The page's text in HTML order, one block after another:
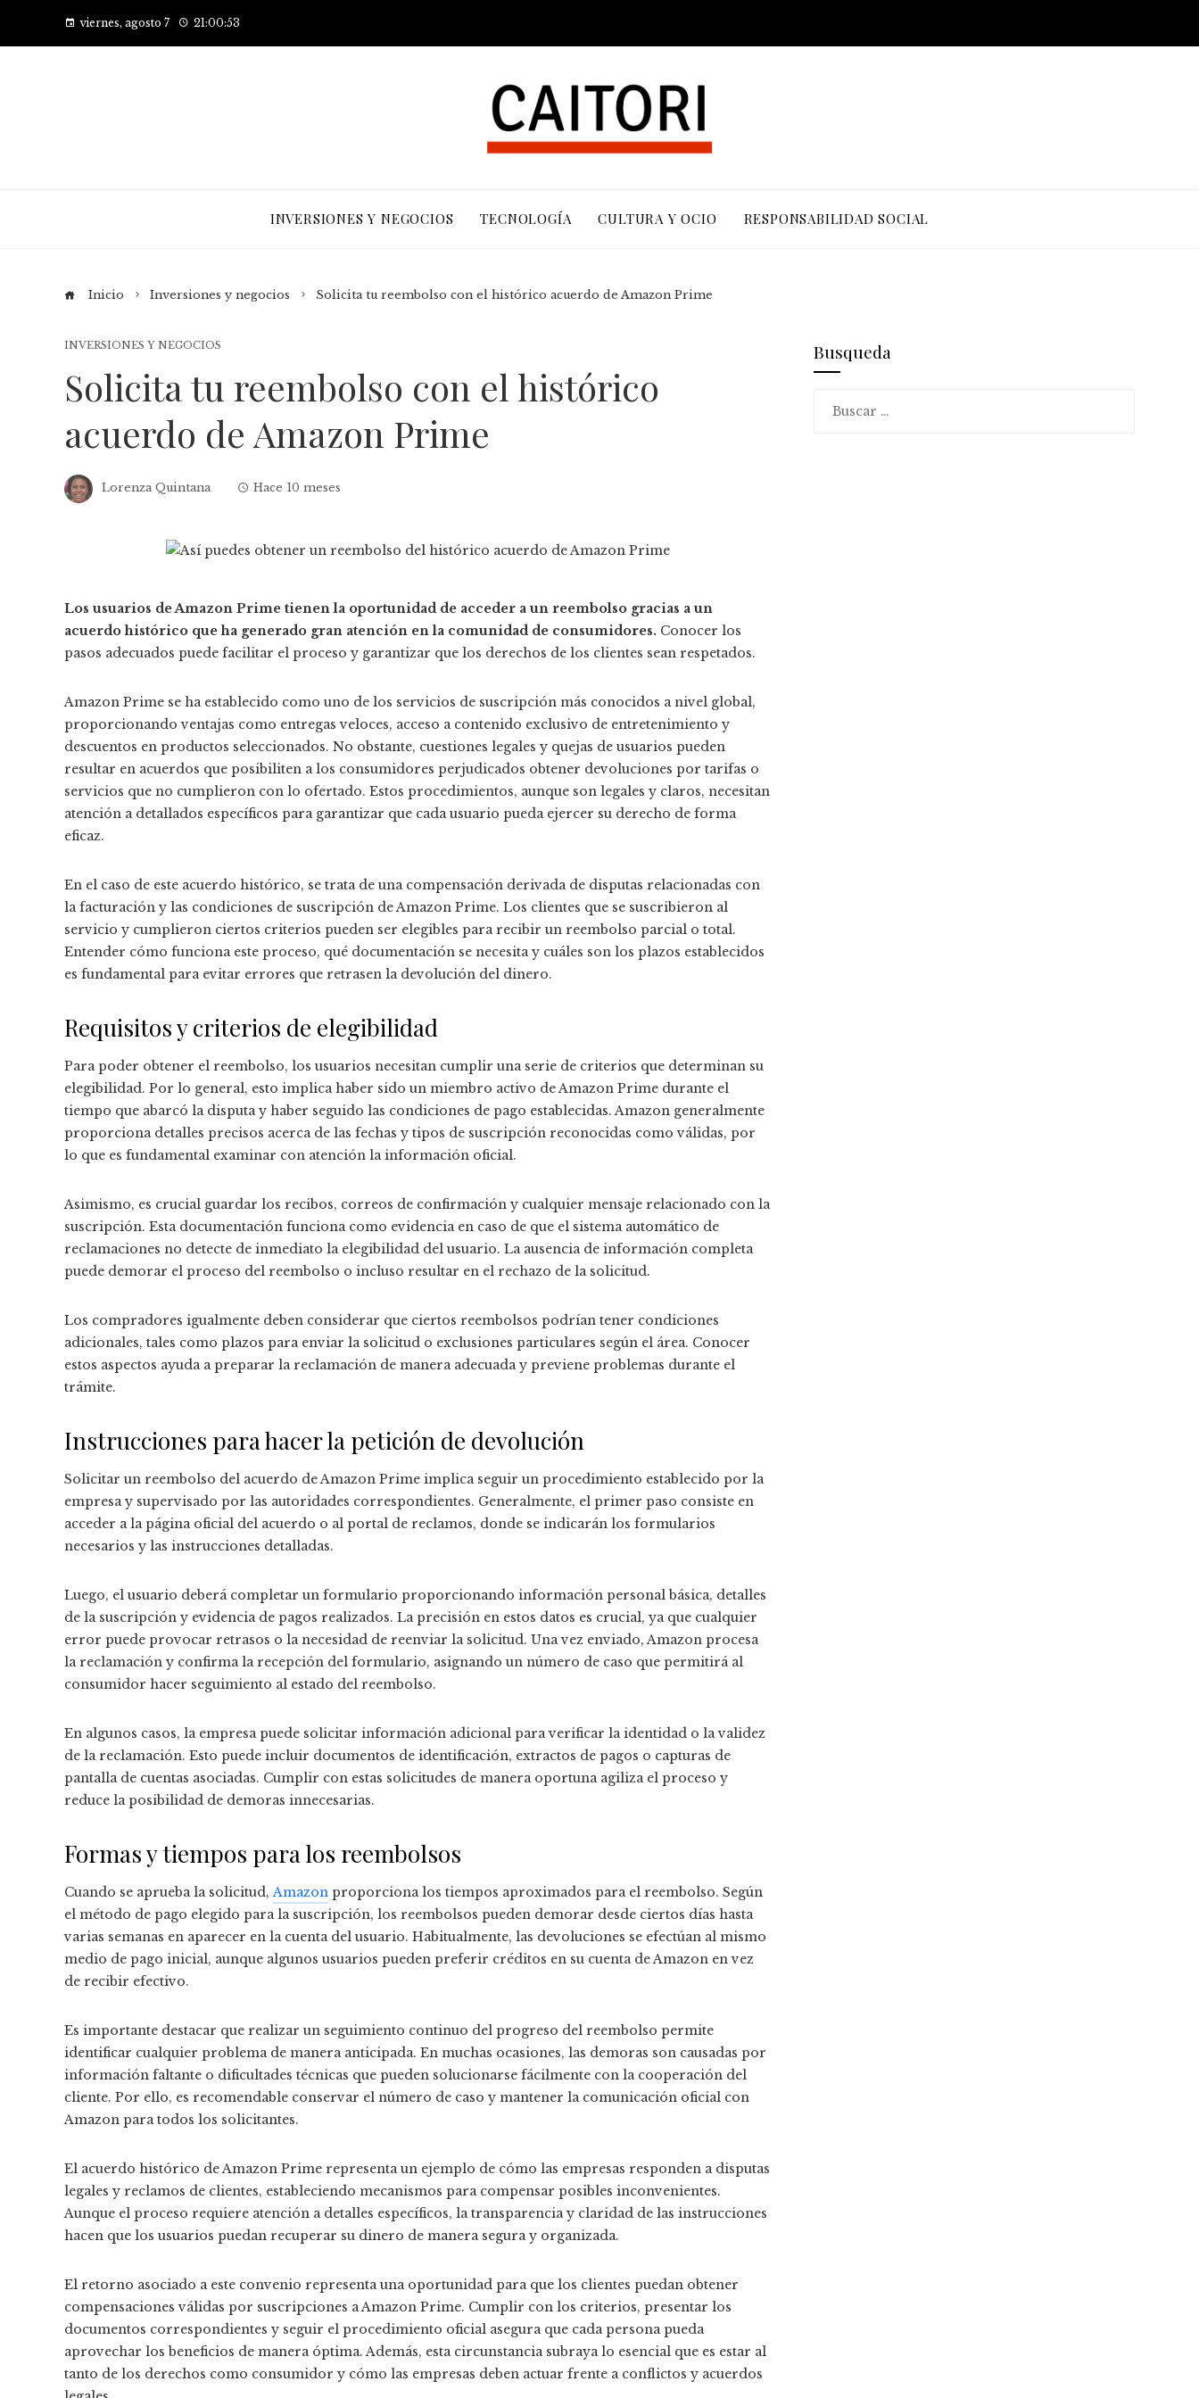
viernes, agosto 7 21:00:53
INVERSIONES Y NEGOCIOS TECNOLOGÍA CULTURA Y OCIO RESPONSABILIDAD SOCIAL
Inicio Inversiones y negocios Solicita tu reembolso con el histórico acuerdo de Amazon Prime
INVERSIONES Y NEGOCIOS
Solicita tu reembolso con el histórico
acuerdo de Amazon Prime
Lorenza Quintana Hace 10 meses
Los usuarios de Amazon Prime tienen la oportunidad de acceder a un reembolso gracias a un
acuerdo histórico que ha generado gran atención en la comunidad de consumidores. Conocer los
pasos adecuados puede facilitar el proceso y garantizar que los derechos de los clientes sean respetados.
Amazon Prime se ha establecido como uno de los servicios de suscripción más conocidos a nivel global,
proporcionando ventajas como entregas veloces, acceso a contenido exclusivo de entretenimiento y
descuentos en productos seleccionados. No obstante, cuestiones legales y quejas de usuarios pueden
resultar en acuerdos que posibiliten a los consumidores perjudicados obtener devoluciones por tarifas o
servicios que no cumplieron con lo ofertado. Estos procedimientos, aunque son legales y claros, necesitan
atención a detallados específicos para garantizar que cada usuario pueda ejercer su derecho de forma
eficaz.
En el caso de este acuerdo histórico, se trata de una compensación derivada de disputas relacionadas con
la facturación y las condiciones de suscripción de Amazon Prime. Los clientes que se suscribieron al
servicio y cumplieron ciertos criterios pueden ser elegibles para recibir un reembolso parcial o total.
Entender cómo funciona este proceso, qué documentación se necesita y cuáles son los plazos establecidos
es fundamental para evitar errores que retrasen la devolución del dinero.
Requisitos y criterios de elegibilidad
Para poder obtener el reembolso, los usuarios necesitan cumplir una serie de criterios que determinan su
elegibilidad. Por lo general, esto implica haber sido un miembro activo de Amazon Prime durante el
tiempo que abarcó la disputa y haber seguido las condiciones de pago establecidas. Amazon generalmente
proporciona detalles precisos acerca de las fechas y tipos de suscripción reconocidas como válidas, por
lo que es fundamental examinar con atención la información oficial.
Asimismo, es crucial guardar los recibos, correos de confirmación y cualquier mensaje relacionado con la
suscripción. Esta documentación funciona como evidencia en caso de que el sistema automático de
reclamaciones no detecte de inmediato la elegibilidad del usuario. La ausencia de información completa
puede demorar el proceso del reembolso o incluso resultar en el rechazo de la solicitud.
Los compradores igualmente deben considerar que ciertos reembolsos podrían tener condiciones
adicionales, tales como plazos para enviar la solicitud o exclusiones particulares según el área. Conocer
estos aspectos ayuda a preparar la reclamación de manera adecuada y previene problemas durante el
trámite.
Instrucciones para hacer la petición de devolución
Solicitar un reembolso del acuerdo de Amazon Prime implica seguir un procedimiento establecido por la
empresa y supervisado por las autoridades correspondientes. Generalmente, el primer paso consiste en
acceder a la página oficial del acuerdo o al portal de reclamos, donde se indicarán los formularios
necesarios y las instrucciones detalladas.
Luego, el usuario deberá completar un formulario proporcionando información personal básica, detalles
de la suscripción y evidencia de pagos realizados. La precisión en estos datos es crucial, ya que cualquier
error puede provocar retrasos o la necesidad de reenviar la solicitud. Una vez enviado, Amazon procesa
la reclamación y confirma la recepción del formulario, asignando un número de caso que permitirá al
consumidor hacer seguimiento al estado del reembolso.
En algunos casos, la empresa puede solicitar información adicional para verificar la identidad o la validez
de la reclamación. Esto puede incluir documentos de identificación, extractos de pagos o capturas de
pantalla de cuentas asociadas. Cumplir con estas solicitudes de manera oportuna agiliza el proceso y
reduce la posibilidad de demoras innecesarias.
Formas y tiempos para los reembolsos
Cuando se aprueba la solicitud,Amazon proporciona los tiempos aproximados para el reembolso. Según
el método de pago elegido para la suscripción, los reembolsos pueden demorar desde ciertos días hasta
varias semanas en aparecer en la cuenta del usuario. Habitualmente, las devoluciones se efectúan al mismo
medio de pago inicial, aunque algunos usuarios pueden preferir créditos en su cuenta de Amazon en vez
de recibir efectivo.
Es importante destacar que realizar un seguimiento continuo del progreso del reembolso permite
identificar cualquier problema de manera anticipada. En muchas ocasiones, las demoras son causadas por
información faltante o dificultades técnicas que pueden solucionarse fácilmente con la cooperación del
cliente. Por ello, es recomendable conservar el número de caso y mantener la comunicación oficial con
Amazon para todos los solicitantes.
El acuerdo histórico de Amazon Prime representa un ejemplo de cómo las empresas responden a disputas
legales y reclamos de clientes, estableciendo mecanismos para compensar posibles inconvenientes.
Aunque el proceso requiere atención a detalles específicos, la transparencia y claridad de las instrucciones
hacen que los usuarios puedan recuperar su dinero de manera segura y organizada.
El retorno asociado a este convenio representa una oportunidad para que los clientes puedan obtener
compensaciones válidas por suscripciones a Amazon Prime. Cumplir con los criterios, presentar los
documentos correspondientes y seguir el procedimiento oficial asegura que cada persona pueda
aprovechar los beneficios de manera óptima. Además, esta circunstancia subraya lo esencial que es estar al
tanto de los derechos como consumidor y cómo las empresas deben actuar frente a conflictos y acuerdos
Busqueda